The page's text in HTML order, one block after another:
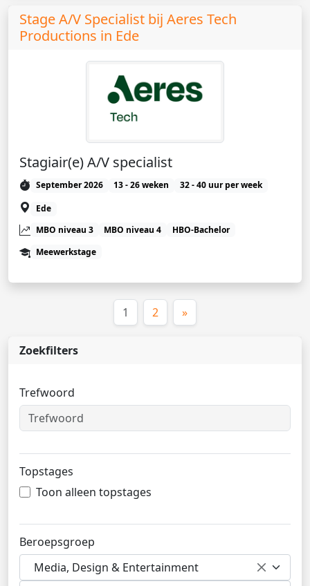
Zoekfilters
Trefwoord
Topstages
Toon alleen topstages
Beroepsgroep
Media, Design & Entertainment
Stage A/V Specialist bij Aeres Tech
Productions in Ede
Stagiair(e) A/V specialist
September 2026 13 - 26 weken
32 - 40 uur per week
Ede
MBO niveau 3
MBO niveau 4
HBO-Bachelor
Meewerkstage
1 (huidige)
2 »